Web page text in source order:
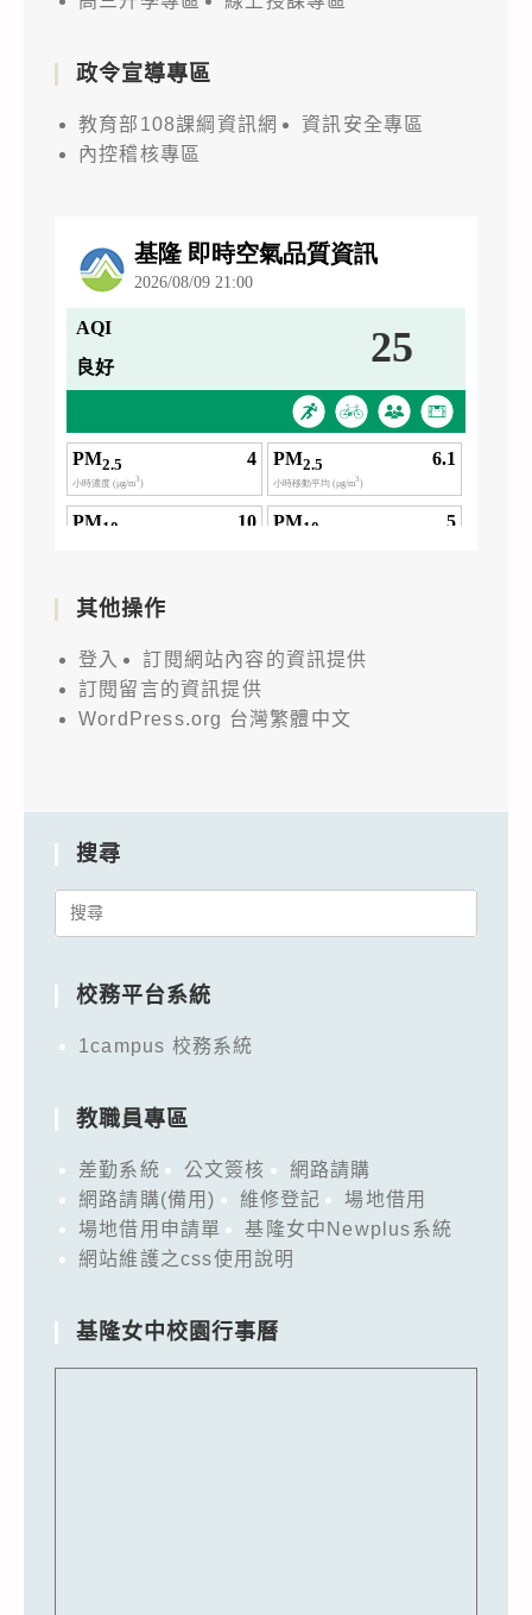
政令宣導專區
教育部108課綱資訊網
資訊安全專區
內控稽核專區
其他操作
登入
訂閱網站內容的資訊提供
訂閱留言的資訊提供
WordPress.org 台灣繁體中文
搜尋
Search
校務平台系統
1campus 校務系統
教職員專區
差勤系統 公文簽核
網路請購
網路請購(備用)
維修登記
場地借用
場地借用申請單
基隆女中Newplus系統
網站維護之css使用說明
基隆女中校園行事曆